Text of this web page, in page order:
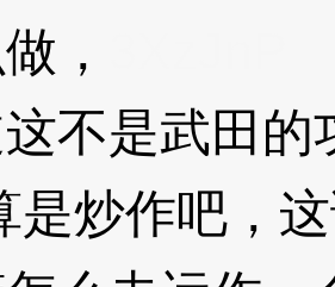
，
是武田的
炒作吧，这